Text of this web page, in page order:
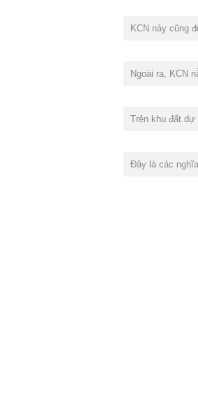
KCN này cũng
Ngoài ra, KCN
Trên khu đất dự
Đây là các